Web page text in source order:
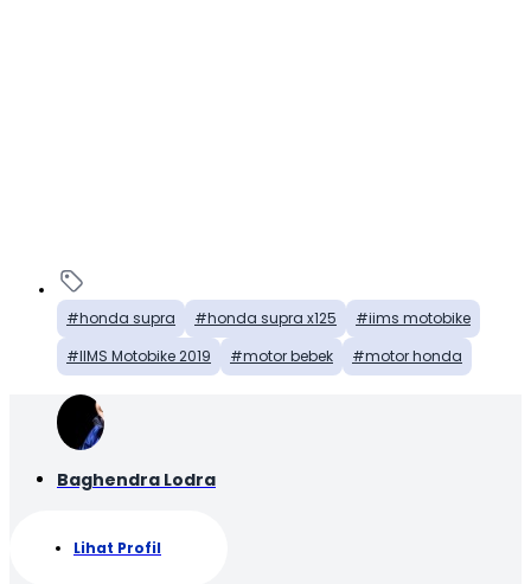
honda supra honda supra x125
iims motobike
IIMS Motobike 2019
motor bebek motor honda
Baghendra Lodra
Lihat Profil